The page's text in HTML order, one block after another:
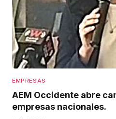
EMPRESAS
AEM Occidente abre
empresas nacionales.